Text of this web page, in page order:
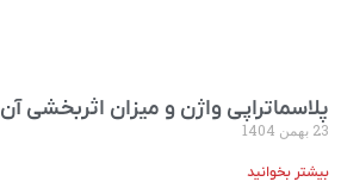
پلاسما‌تراپی واژن و میزان اثربخشی آن
23 بهمن 1404
بیشتر بخوانید